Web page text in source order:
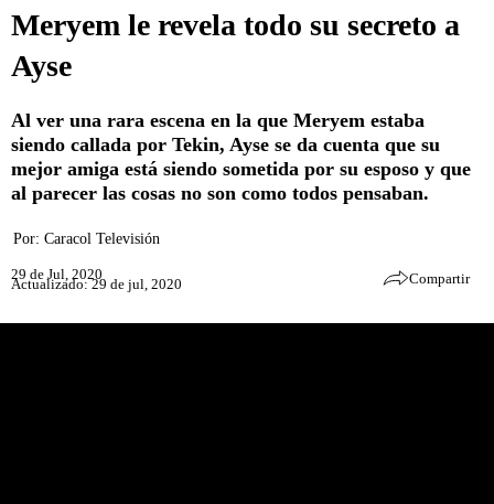
Meryem le revela todo su secreto a
Ayse
Al ver una rara escena en la que Meryem estaba
siendo callada por Tekin, Ayse se da cuenta que su
mejor amiga está siendo sometida por su esposo y que
al parecer las cosas no son como todos pensaban.
Por: Caracol Televisión
29 de Jul, 2020
Actualizado: 29 de jul, 2020 Compartir